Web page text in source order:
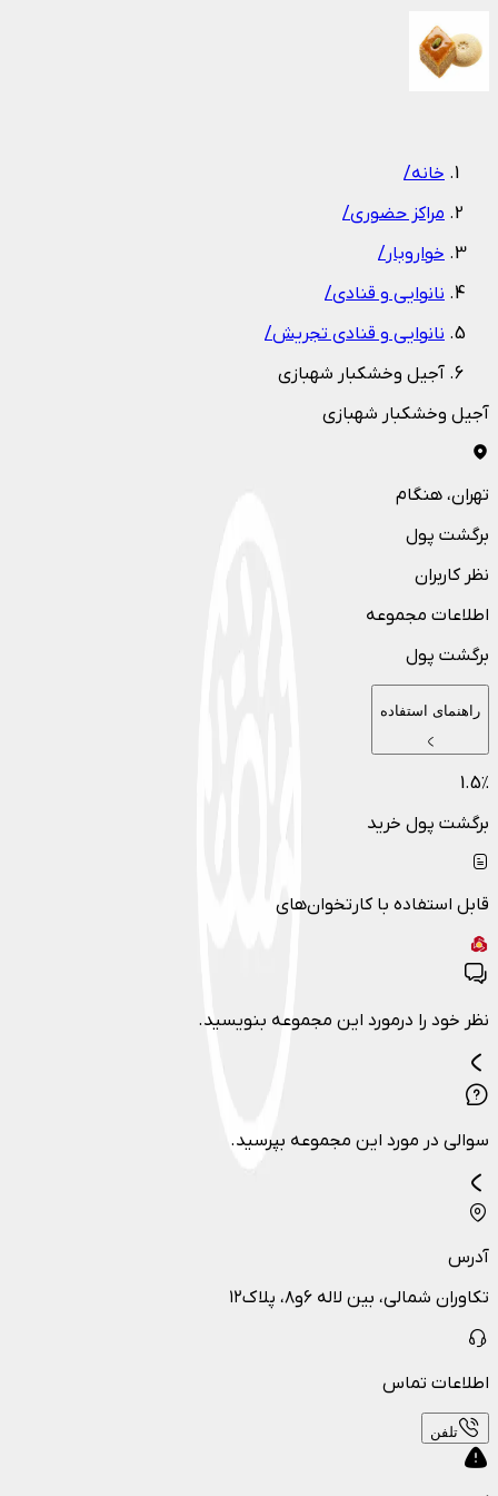
خانه/
مراکز حضوری/
خواروبار/
نانوایی و قنادی/
نانوایی و قنادی تجریش/
آجیل وخشکبار شهبازی
آجیل وخشکبار شهبازی
تهران، هنگام
برگشت پول
نظر کاربران
اطلاعات مجموعه
برگشت پول
راهنمای استفاده
1.5٪
برگشت پول خرید
قابل استفاده با کارتخوان‌های
نظر خود را درمورد این مجموعه بنویسید.
سوالی در مورد این مجموعه بپرسید.
آدرس
تکاوران شمالی، بین لاله ۶و۸، پلاک۱۲
اطلاعات تماس
تلفن